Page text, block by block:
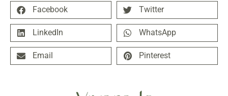
Facebook Twitter
LinkedIn WhatsApp
Email Pinterest